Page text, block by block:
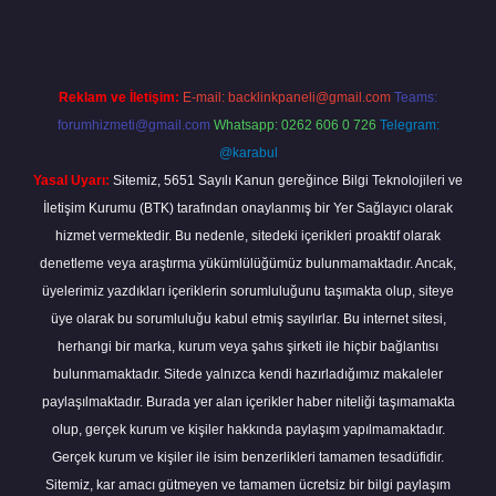
Reklam ve İletişim: E-mail: backlinkpaneli@gmail.com Teams:
forumhizmeti@gmail.com Whatsapp: 0262 606 0 726 Telegram:
@karabul
Yasal Uyarı: Sitemiz, 5651 Sayılı Kanun gereğince Bilgi Teknolojileri ve
İletişim Kurumu (BTK) tarafından onaylanmış bir Yer Sağlayıcı olarak
hizmet vermektedir. Bu nedenle, sitedeki içerikleri proaktif olarak
denetleme veya araştırma yükümlülüğümüz bulunmamaktadır. Ancak,
üyelerimiz yazdıkları içeriklerin sorumluluğunu taşımakta olup, siteye
üye olarak bu sorumluluğu kabul etmiş sayılırlar. Bu internet sitesi,
herhangi bir marka, kurum veya şahıs şirketi ile hiçbir bağlantısı
bulunmamaktadır. Sitede yalnızca kendi hazırladığımız makaleler
paylaşılmaktadır. Burada yer alan içerikler haber niteliği taşımamakta
olup, gerçek kurum ve kişiler hakkında paylaşım yapılmamaktadır.
Gerçek kurum ve kişiler ile isim benzerlikleri tamamen tesadüfidir.
Sitemiz, kar amacı gütmeyen ve tamamen ücretsiz bir bilgi paylaşım